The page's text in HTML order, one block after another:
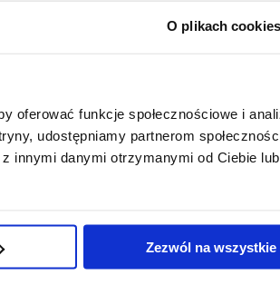
O plikach cookies
oferować funkcje społecznościowe i
udostępniamy partnerom
innymi danymi otrzymanymi od Ciebie lub
Zezwól na wszystkie